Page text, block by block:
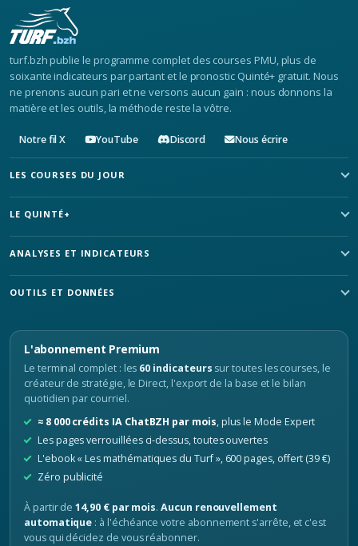
turf.bzh publie le programme complet des courses PMU, plus de
soixante indicateurs par partant et le pronostic Quinté+ gratuit. Nous
ne prenons aucun pari et ne versons aucun gain : nous donnons la
matière et les outils, la méthode reste la vôtre.
Notre fil X YouTube Discord Nous écrire
LES COURSES DU JOUR
LE QUINTÉ+
ANALYSES ET INDICATEURS
OUTILS ET DONNÉES
L'abonnement Premium
Le terminal complet : les 60 indicateurs sur toutes les courses, le
créateur de stratégie, le Direct, l'export de la base et le bilan
quotidien par courriel.
≈ 8 000 crédits IA ChatBZH par mois, plus le Mode Expert
Les pages verrouillées ci-dessus, toutes ouvertes
L'ebook « Les mathématiques du Turf », 600 pages, offert (39 €)
Zéro publicité
À partir de14,90 € par mois.Aucun renouvellement
automatique : à l'échéance votre abonnement s'arrête, et c'est
vous qui décidez de vous réabonner.